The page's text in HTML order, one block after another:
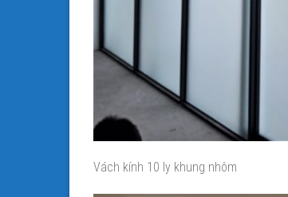
Vách kính 10 ly khung nhôm